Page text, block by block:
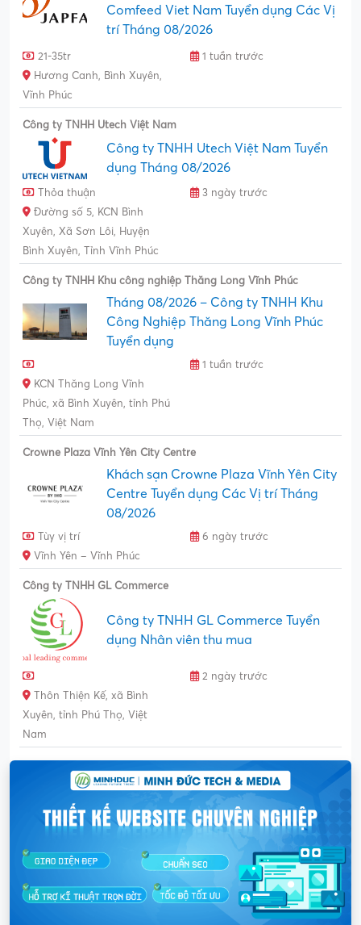
Comfeed Viet Nam Tuyển dụng Các Vị
trí Tháng 08/2026
21-35tr
1 tuần trước
Hương Canh, Bình Xuyên,
Vĩnh Phúc
Công ty TNHH Utech Việt Nam
Công ty TNHH Utech Việt Nam Tuyển
dụng Tháng 08/2026
Thỏa thuận
3 ngày trước
Đường số 5, KCN Bình
Xuyên, Xã Sơn Lôi, Huyện
Bình Xuyên, Tỉnh Vĩnh Phúc
Công ty TNHH Khu công nghiệp Thăng Long Vĩnh Phúc
Tháng 08/2026 – Công ty TNHH Khu
Công Nghiệp Thăng Long Vĩnh Phúc
Tuyển dụng
1 tuần trước
KCN Thăng Long Vĩnh
Phúc, xã Bình Xuyên, tỉnh Phú
Thọ, Việt Nam
Crowne Plaza Vĩnh Yên City Centre
Khách sạn Crowne Plaza Vĩnh Yên City
Centre Tuyển dụng Các Vị trí Tháng
08/2026
Tùy vị trí
6 ngày trước
Vĩnh Yên – Vĩnh Phúc
Công ty TNHH GL Commerce
Công ty TNHH GL Commerce Tuyển
dụng Nhân viên thu mua
2 ngày trước
Thôn Thiện Kế, xã Bình
Xuyên, tỉnh Phú Thọ, Việt
Nam